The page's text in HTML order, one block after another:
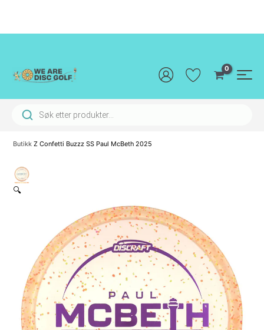
innholdet
Products search
Butikk Z Confetti Buzzz SS Paul McBeth 2025
🔍